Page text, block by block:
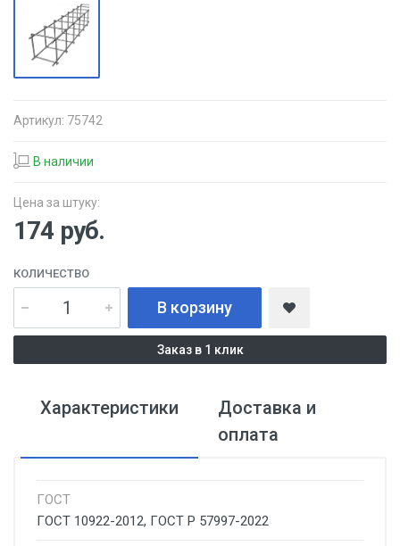
Артикул: 75742
В наличии
Цена за штуку:
174 руб.
КОЛИЧЕСТВО
В корзину
Заказ в 1 клик
Характеристики
Доставка и
оплата
ГОСТ
ГОСТ 10922-2012, ГОСТ Р 57997-2022